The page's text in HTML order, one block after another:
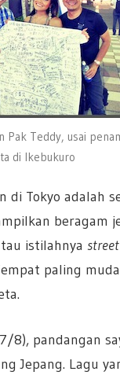
Pak Teddy, usai
di Ikebukuro
Tokyo adalah
beragam
istilahnya
paling
pandangan
Jepang. Lagu